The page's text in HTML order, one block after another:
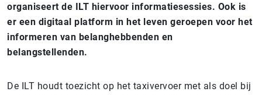
organiseert de ILT hiervoor informatiesessies. Ook is
er een digitaal platform in het leven geroepen voor het
informeren van belanghebbenden en
belangstellenden.
De ILT houdt toezicht op het taxivervoer met als doel bij